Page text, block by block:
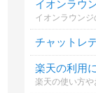
イオンラウ
イオンラウン
楽天の利用